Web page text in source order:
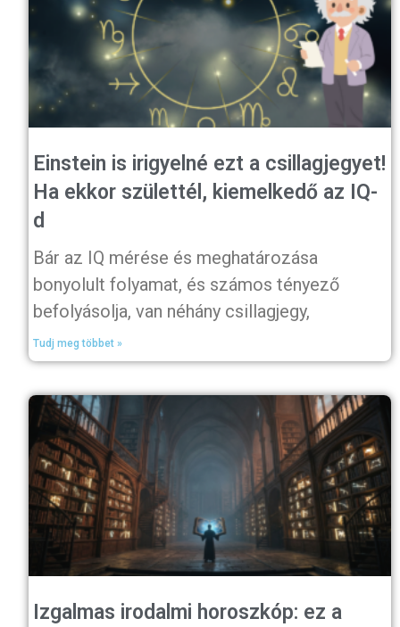
Einstein is irigyelné ezt a csillagjegyet!
Ha ekkor születtél, kiemelkedő az IQ-
d
Bár az IQ mérése és meghatározása
bonyolult folyamat, és számos tényező
befolyásolja, van néhány csillagjegy,
Tudj meg többet »
Izgalmas irodalmi horoszkóp: ez a